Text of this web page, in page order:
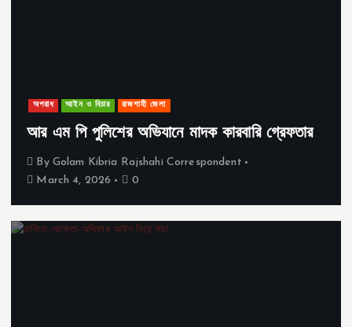
অপরাধ আইন ও বিচার রাজশাহী জেলা
আর এম পি পুলিশের অভিযানে মাদক কারবারি গ্রেফতার
By Golam Kibria Rajshahi Correspondent
March 4, 2026
0